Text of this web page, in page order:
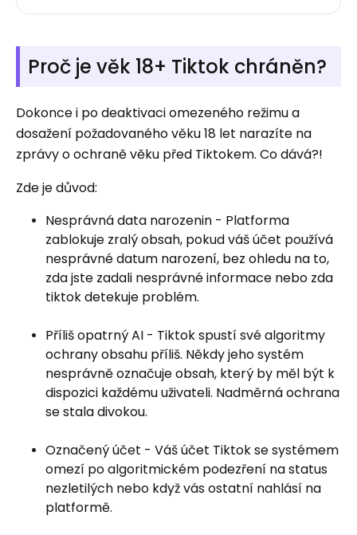
Proč je věk 18+ Tiktok chráněn?
Dokonce i po deaktivaci omezeného režimu a
dosažení požadovaného věku 18 let narazíte na
zprávy o ochraně věku před Tiktokem. Co dává?!
Zde je důvod:
Nesprávná data narozenin - Platforma
zablokuje zralý obsah, pokud váš účet používá
nesprávné datum narození, bez ohledu na to,
zda jste zadali nesprávné informace nebo zda
tiktok detekuje problém.
Příliš opatrný AI - Tiktok spustí své algoritmy
ochrany obsahu příliš. Někdy jeho systém
nesprávně označuje obsah, který by měl být k
dispozici každému uživateli. Nadměrná ochrana
se stala divokou.
Označený účet - Váš účet Tiktok se systémem
omezí po algoritmickém podezření na status
nezletilých nebo když vás ostatní nahlásí na
platformě.